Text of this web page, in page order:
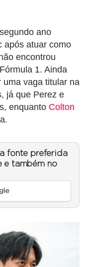
ano
após atuar como
encontrou
1. Ainda
vaga titular na
já que Perez e
enquanto Colton
fonte preferida
e também no